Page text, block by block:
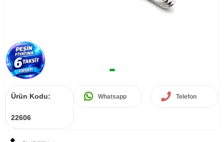
Ürün Kodu:
22606
Whatsapp Telefon